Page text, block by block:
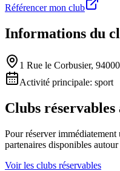
Référencer mon club
Informations du
1 Rue le Corbusier,
Activité principale: sport
Clubs
Pour réserver immédiatement
partenaires disponibles autour
Voir les clubs réservables